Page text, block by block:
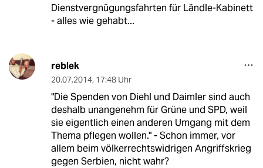
Dienstvergnügungsfahrten für Ländle-Kabinett
- alles wie gehabt...
reblek
20.07.2014, 17:48 Uhr
"Die Spenden von Diehl und Daimler sind auch
deshalb unangenehm für Grüne und SPD, weil
sie eigentlich einen anderen Umgang mit dem
Thema pflegen wollen." - Schon immer, vor
allem beim völkerrechtswidrigen Angriffskrieg
gegen Serbien, nicht wahr?